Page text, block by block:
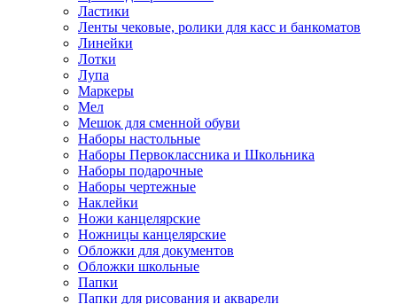
Ластики
Ленты чековые, ролики для касс и банкоматов
Линейки
Лотки
Лупа
Маркеры
Мел
Мешок для сменной обуви
Наборы настольные
Наборы Первоклассника и Школьника
Наборы подарочные
Наборы чертежные
Наклейки
Ножи канцелярские
Ножницы канцелярские
Обложки для документов
Обложки школьные
Папки
Папки для рисования и акварели